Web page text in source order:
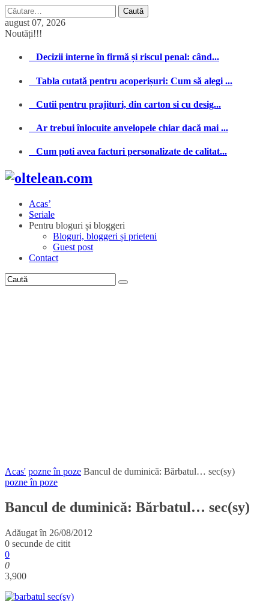
Caută
după:
august 07, 2026
Noutăți!!!
Decizii interne în firmă și riscul penal: când...
Tabla cutată pentru acoperișuri: Cum să alegi ...
Cutii pentru prajituri, din carton si cu desig...
Ar trebui înlocuite anvelopele chiar dacă mai ...
Cum poti avea facturi personalizate de calitat...
Acas’
Seriale
Pentru bloguri și bloggeri
Bloguri, bloggeri și prieteni
Guest post
Contact
Acas' pozne în poze Bancul de duminică: Bărbatul… sec(sy)
pozne în poze
Bancul de duminică: Bărbatul… sec(sy)
Adăugat în 26/08/2012
0 secunde de citit
0
0
3,900